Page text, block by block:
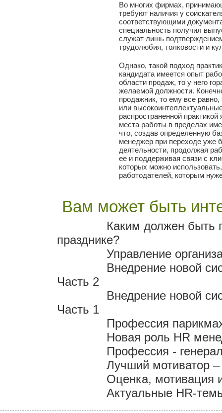
Во многих фирмах,
требуют наличия у
соответствующими
специальность получил
служат лишь
трудолюбия, толковости и
Однако, такой подход
кандидата имеется опыт
области продаж, то у него
желаемой должности.
продажник, то ему все
или
распространенной
места работы в пределах
что, создав определенную
менеджер при переходе уже
деятельности, продолжая
ее и поддерживая связи с
которых можно
работодателей, которым
Вам может быть
Каким должен быть
празднике?
Управление
Внедрение новой
Часть 2
Внедрение новой
Часть 1
Профессия
Новая роль HR
Профессия -
Лучший мотиватор –
Оценка, мотивация
Актуальные HR-